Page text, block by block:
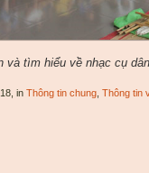
và tìm hiểu về nhạc cụ
in Thông tin chung, Thông tin